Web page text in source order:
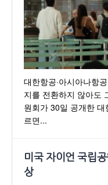
대한항공·아시아나항
지를 전환하지 않아도
원회가 30일 공개한
르면...
미국 자이언 국립공
상